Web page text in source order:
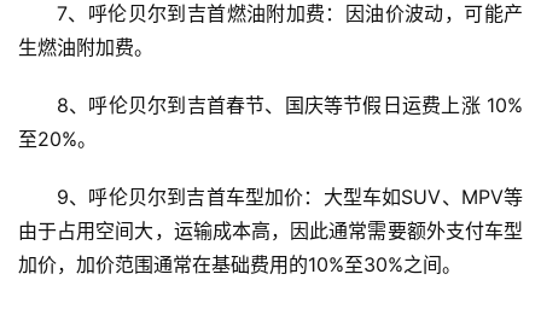
7、呼伦贝尔到吉首燃油附加费：因油价波动，可能产
生燃油附加费。
8、呼伦贝尔到吉首春节、国庆等节假日运费上涨 10%
至20%。
9、呼伦贝尔到吉首车型加价：大型车如SUV、MPV等
由于占用空间大，运输成本高，因此通常需要额外支付车型
加价，加价范围通常在基础费用的10%至30%之间。